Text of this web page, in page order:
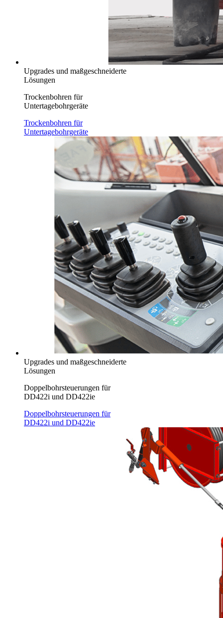
Upgrades und maßgeschneiderte
Lösungen
Trockenbohren für
Untertagebohrgeräte
Trockenbohren für
Untertagebohrgeräte
Upgrades und maßgeschneiderte
Lösungen
Doppelbohrsteuerungen für
DD422i und DD422ie
Doppelbohrsteuerungen für
DD422i und DD422ie